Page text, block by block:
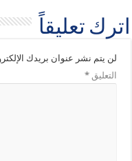
اترك تعليقاً
لن يتم نشر عنوان بريدك
التعليق*